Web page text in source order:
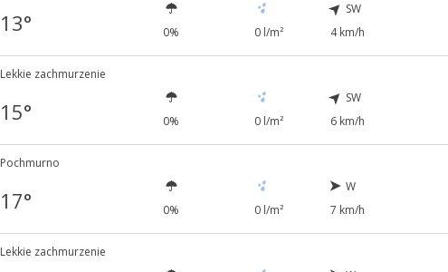
13° 0% 0 l/m²
SW
4 km/h
Lekkie zachmurzenie
15° 0% 0 l/m²
SW
6 km/h
Pochmurno
17° 0% 0 l/m²
W
7 km/h
Lekkie zachmurzenie